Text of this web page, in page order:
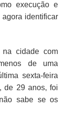
execução e
agora identificar
cidade com
de uma
sexta-feira
de 29 anos, foi
sabe se os